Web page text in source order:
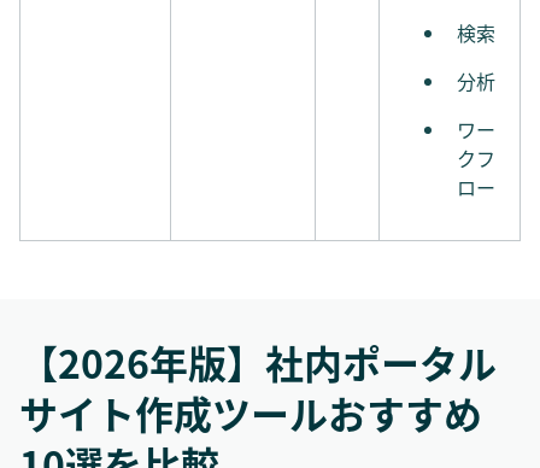
検索
分析
ワー
クフ
ロー
【2026年版】社内ポータル
サイト作成ツールおすすめ